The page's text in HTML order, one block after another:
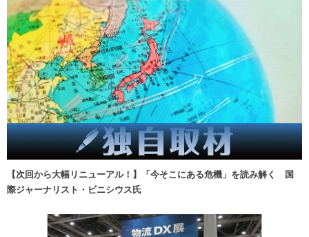
【次回から大幅リニューアル！】「今そこにある危機」を読み解く 国
際ジャーナリスト・ビニシウス氏